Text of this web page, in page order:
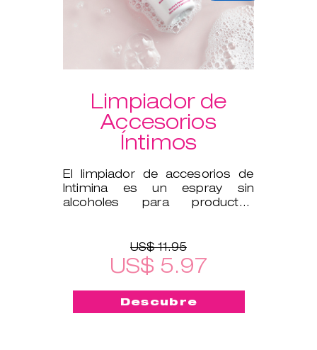
Limpiador de
Accesorios
Íntimos
El limpiador de accesorios de
Intimina es un espray sin
alcoholes para productos
US$ 11.95
US$ 5.97
Descubre